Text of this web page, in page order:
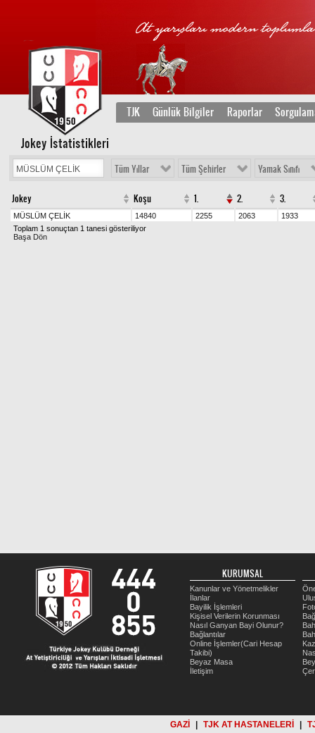
TJK Günlük Bilgiler Raporlar
Jokey İstatistikleri
Tüm Yıllar Tüm Şehirler Yamak Sınıfı
Jokey Koşu 1. 2. 3.
MÜSLÜM ÇELİK 14840 2255 2063
1933
Toplam 1 sonuçtan 1 tanesi gösteriliyor
Başa Dön
KURUMSAL
Kanunlar ve Yönetmelikler
İlanlar
Bayilik İşlemleri
Kişisel Verilerin Korunması
Nasıl Ganyan Bayi Olunur?
Bağlantılar
Online İşlemler(Cari Hesap
Takibi)
Beyaz Masa
İletişim
GAZİ TJK AT HASTANELERİ